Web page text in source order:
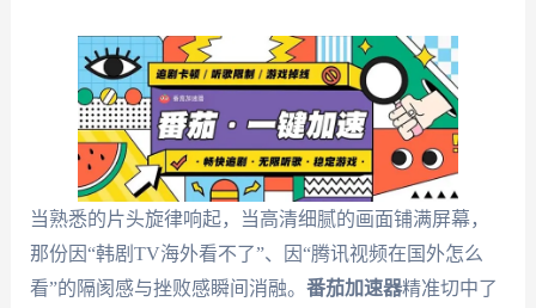
当熟悉的片头旋律响起，当高清细腻的画面铺满屏幕，
那份因“韩剧TV海外看不了”、因“腾讯视频在国外怎么
看”的隔阂感与挫败感瞬间消融。 番茄加速器精准切中了